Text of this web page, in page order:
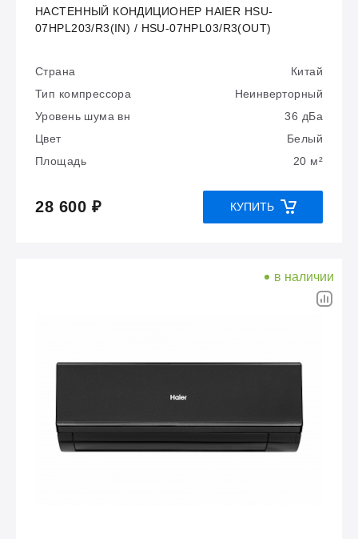
НАСТЕННЫЙ КОНДИЦИОНЕР HAIER HSU-
07HPL203/R3(IN) / HSU-07HPL03/R3(OUT)
Страна
Китай
Тип компрессора
Неинверторный
Уровень шума вн
36 дБа
Цвет
Белый
Площадь
20 м²
28 600 ₽ КУПИТЬ
в наличии